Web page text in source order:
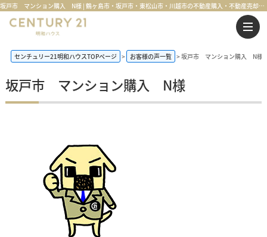
坂戸市 マンション購入 N様 | 鶴ヶ島市・坂戸市・東松山市・川越市の不動産購入・不動産売却のことならセンチュリー21明和ハウス
センチュリー21明和ハウスTOPページ お客様の声一覧 坂戸市 マンション購入 N様
坂戸市 マンション購入 N様